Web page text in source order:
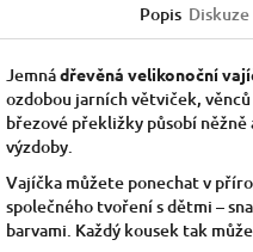
Popis Diskuze
Jemnádřevěná velikonoční
ozdobou jarních větviček,
březové překližky působí
výzdoby.
Vajíčka můžete ponechat v
společného tvoření s dětmi –
barvami. Každý kousek tak